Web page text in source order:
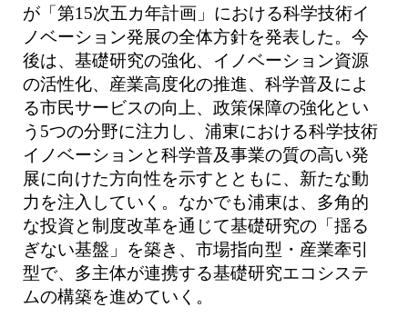
が「第15次五カ年計画」における科学技術イ
ノベーション発展の全体方針を発表した。今
後は、基礎研究の強化、イノベーション資源
の活性化、産業高度化の推進、科学普及によ
る市民サービスの向上、政策保障の強化とい
う5つの分野に注力し、浦東における科学技術
イノベーションと科学普及事業の質の高い発
展に向けた方向性を示すとともに、新たな動
力を注入していく。なかでも浦東は、多角的
な投資と制度改革を通じて基礎研究の「揺る
ぎない基盤」を築き、市場指向型・産業牽引
型で、多主体が連携する基礎研究エコシステ
ムの構築を進めていく。